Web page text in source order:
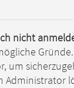
nicht
um
Administrator